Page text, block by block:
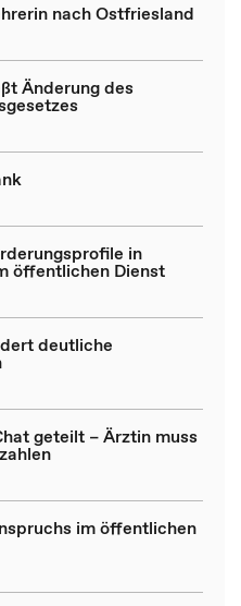
nach Ostfriesland
Änderung des
in
öffentlichen Dienst
deutliche
geteilt – Ärztin muss
im öffentlichen